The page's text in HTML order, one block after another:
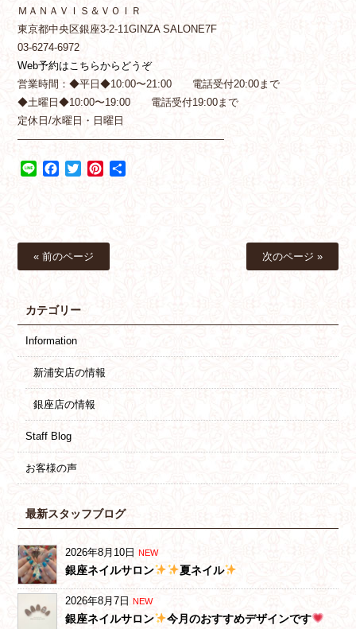
ＭＡＮＡＶＩＳ＆ＶＯＩＲ
東京都中央区銀座3-2-11GINZA SALONE7F
03-6274-6972
Web予約はこちらからどうぞ
営業時間：◆平日◆10:00〜21:00 電話受付20:00まで
◆土曜日◆10:00〜19:00 電話受付19:00まで
定休日/水曜日・日曜日
————————————————————
Line Facebook
TwitterPinterest
« 前のページ 次のページ »
カテゴリー
Information
新浦安店の情報
銀座店の情報
Staff Blog
お客様の声
最新スタッフブログ
2026年8月10日 NEW
銀座ネイルサロン 夏ネイル
2026年8月7日 NEW
銀座ネイルサロン 今月のおすすめデザインです